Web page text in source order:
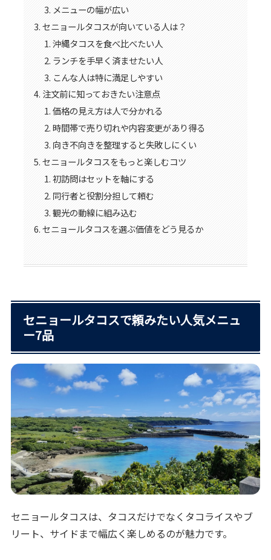
メニューの幅が広い
セニョールタコスが向いている人は？
沖縄タコスを食べ比べたい人
ランチを手早く済ませたい人
こんな人は特に満足しやすい
注文前に知っておきたい注意点
価格の見え方は人で分かれる
時間帯で売り切れや内容変更があり得る
向き不向きを整理すると失敗しにくい
セニョールタコスをもっと楽しむコツ
初訪問はセットを軸にする
同行者と役割分担して頼む
観光の動線に組み込む
セニョールタコスを選ぶ価値をどう見るか
セニョールタコスで頼みたい人気メニュ
ー7品
セニョールタコスは、タコスだけでなくタコライスやブ
リート、サイドまで幅広く楽しめるのが魅力です。